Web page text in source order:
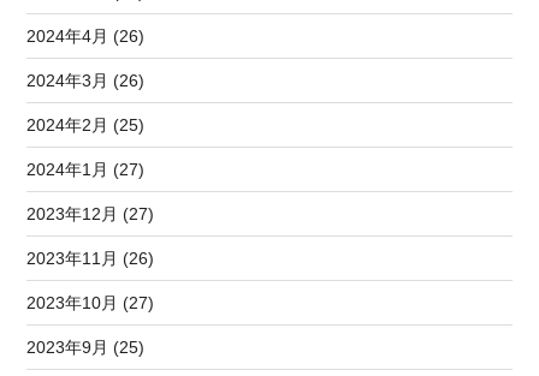
2024年4月 (26)
2024年3月 (26)
2024年2月 (25)
2024年1月 (27)
2023年12月 (27)
2023年11月 (26)
2023年10月 (27)
2023年9月 (25)